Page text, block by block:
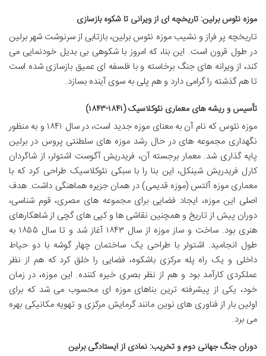
موزه نئوس برلین: تاریخچه ای از ویرانی تا شکوه بازسازی
تاریخچه پر فراز و نشیب موزه نئوس برلین، بازتابی از سرنوشت شهر برلین
در طول قرون است. این بنا، که امروز با شکوهی بی بدیل خودنمایی می
کند، از ویرانه های جنگ برخاسته و با فلسفه ای عمیق بازسازی شده است
تا هم گذشته را گرامی دارد و هم پلی به سوی آینده بسازد.
تأسیس و ریشه های معماری نئوکلاسیک (۱۸۴۱-۱۸۴۳)
موزه نئوس که نام آن به معنای موزه جدید است، در سال ۱۸۴۱ و به منظور
نگهداری مجموعه های در حال رشد موزه های سلطنتی پروس در برلین
پایه گذاری شد. معمار برجسته آن، فریدریش آگوست اشتولر، از شاگردان
کارل فریدریش شینکل، این بنا را با سبکی نئوکلاسیک طراحی کرد که با
معماری موزه آلتس (موزه قدیمی) در همان جزیره هماهنگی داشت. هدف
اصلی این موزه، ایجاد فضایی برای مجموعه های مصری، قوم شناسی،
دوران پیش از تاریخ و همچنین نقاشی ها و کپی های گچی از شاهکارهای
هنری بود. ساخت و ساز موزه از سال ۱۸۴۳ آغاز شد و تا سال ۱۸۵۵ به
طول انجامید. اشتولر با طراحی یک ساختمان چهار گوشه با دو حیاط
داخلی و یک راه پله مرکزی باشکوه، فضایی را خلق کرد که هم از نظر
عملکردی کارآمد بود و هم از نظر بصری خیره کننده. این موزه، در زمان
خود، یکی از پیشرفته ترین بناهای موزه ای محسوب می شد که برای
اولین بار از فناوری های نوین مانند گرمایش مرکزی و تهویه مکانیکی بهره
می برد.
دوران جنگ جهانی دوم و تخریب: نمادی از ایستادگی برلین